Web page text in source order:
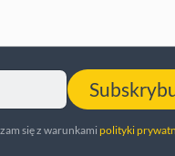
się z warunkami polityki